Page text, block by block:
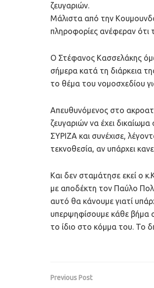
ζευγαριών.
Μάλιστα από την
πληροφορίες ανέφεραν ότι
Ο Στέφανος Κασσελάκης
σήμερα κατά τη διάρκεια
το θέμα του νομοσχεδίου
Απευθυνόμενος στο
ζευγαριών να έχει
ΣΥΡΙΖΑ και συνέχισε,
τεκνοθεσία, αν υπάρχει
Και δεν σταμάτησε εκεί ο
με αποδέκτη τον Παύλο
αυτό θα κάνουμε γιατί
υπερψηφίσουμε κάθε βήμα
το ίδιο στο κόμμα του. Το
Previous Post